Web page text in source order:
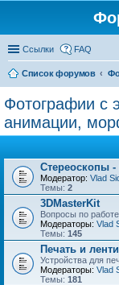
Ссылки FAQ
Список форумов
Фотографии с
анимации,
Стереоскопы -
Модератор: Vlad
Темы: 2
3DMasterKit
Вопросы по
Модераторы: Vlad
Темы: 145
Печать и
Устройства для
Модераторы: Vlad
Темы: 181